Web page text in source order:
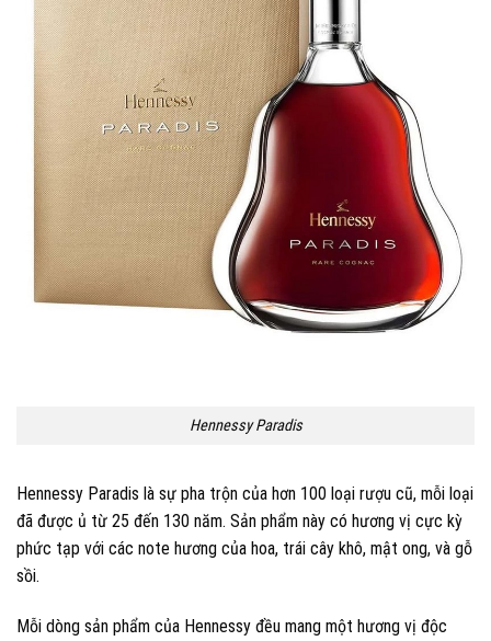
Hennessy Paradis
Hennessy Paradis là sự pha trộn của hơn 100 loại rượu cũ, mỗi loại
đã được ủ từ 25 đến 130 năm. Sản phẩm này có hương vị cực kỳ
phức tạp với các note hương của hoa, trái cây khô, mật ong, và gỗ
sồi.
Mỗi dòng sản phẩm của Hennessy đều mang một hương vị độc